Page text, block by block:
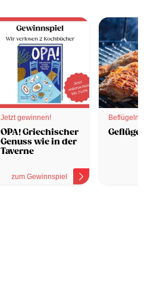
Jetzt gewinnen!
OPA! Griechischer
Genuss wie in der
Taverne
zum Gewinnspiel